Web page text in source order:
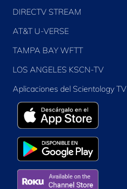
DIRECTV STREAM
AT&T U-VERSE
TAMPA BAY WFTT
LOS ANGELES KSCN-TV
Aplicaciones del Scientology TV